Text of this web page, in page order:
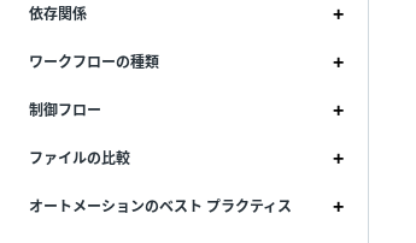
依存関係
ワークフローの種類
制御フロー
ファイルの比較
オートメーションのベスト プラクティス